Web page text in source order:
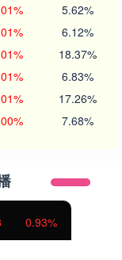
5.62%
6.12%
18.37%
6.83%
17.26%
7.68%
0.93%